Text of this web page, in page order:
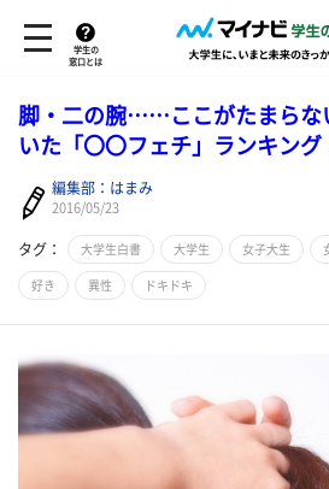
学生の
窓口とは
脚・二の腕……ここがたまらな
いた「〇〇フェチ」ランキング
編集部：はまみ
2016/05/23
タグ： 大学生白書 大学生 女子大生
好き 異性 ドキドキ